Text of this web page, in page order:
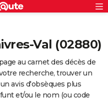
Val (02880)
au carnet des décès de
recherche, trouver un
avis d'obsèques plus
et/ou le nom (ou code